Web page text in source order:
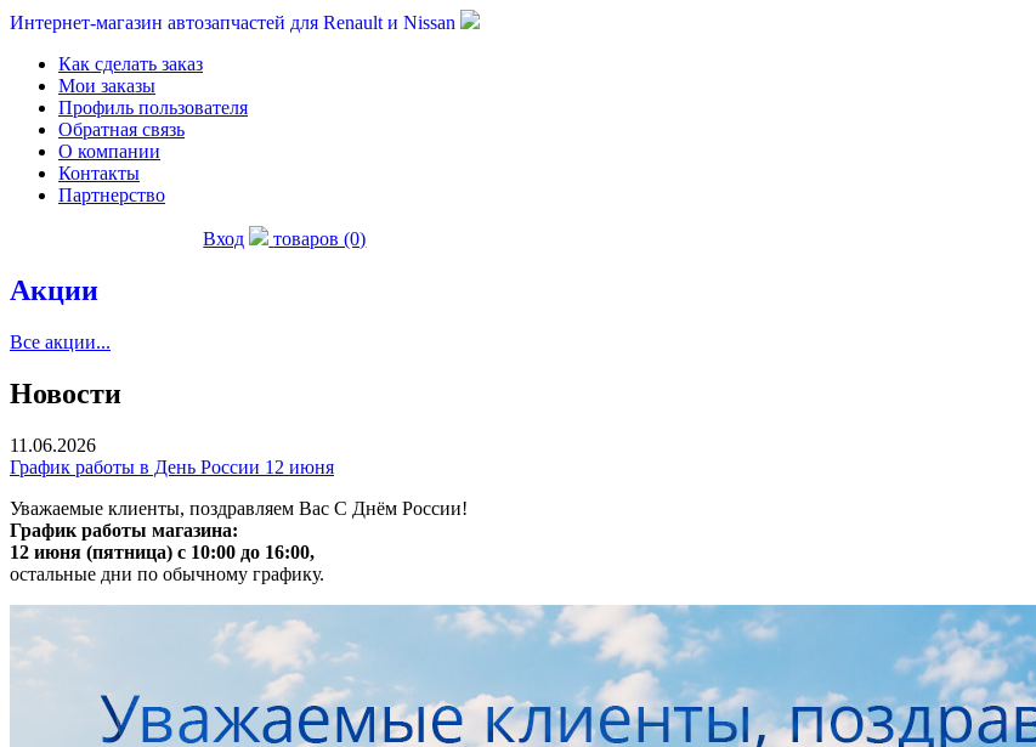
Интернет-магазин автозапчастей для Renault и Nissan
Как сделать заказ
Мои заказы
Профиль пользователя
Обратная связь
О компании
Контакты
Партнерство
Вход товаров (0)
Акции
Все акции...
Новости
11.06.2026
График работы в День России 12 июня
Уважаемые клиенты, поздравляем Вас С Днём России!
График работы магазина:
12 июня (пятница) с 10:00 до 16:00,
остальные дни по обычному графику.